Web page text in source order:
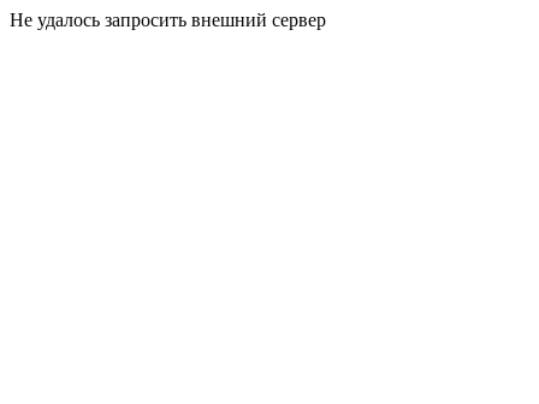
Не удалось запросить внешний сервер